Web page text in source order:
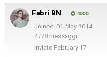
Fabri BN 4000
Joined: 01-May-2014
4778 messaggi
Inviato February 17